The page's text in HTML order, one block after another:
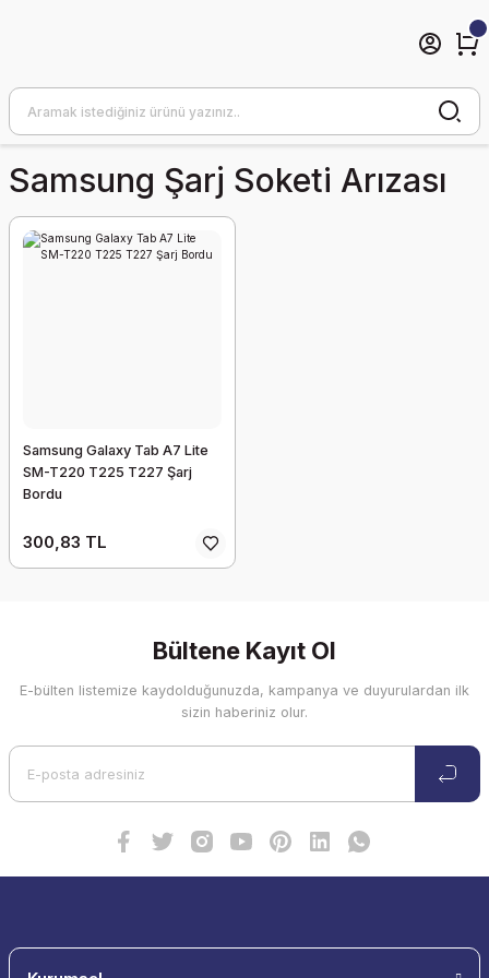
Samsung Şarj Soketi Arızası
Samsung Galaxy Tab A7 Lite
SM-T220 T225 T227 Şarj
Bordu
300,83 TL
Bültene Kayıt Ol
E-bülten listemize kaydolduğunuzda, kampanya ve duyurulardan ilk
sizin haberiniz olur.